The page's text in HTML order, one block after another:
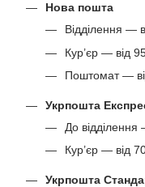
Нова пошта
Відділення —
Кур’єр — від
Поштомат —
Укрпошта
До відділення
Кур’єр — від
Укрпошта